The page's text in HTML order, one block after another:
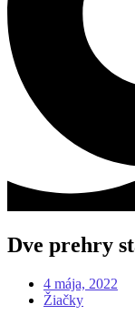
Dve prehry
4 mája, 2022
Žiačky